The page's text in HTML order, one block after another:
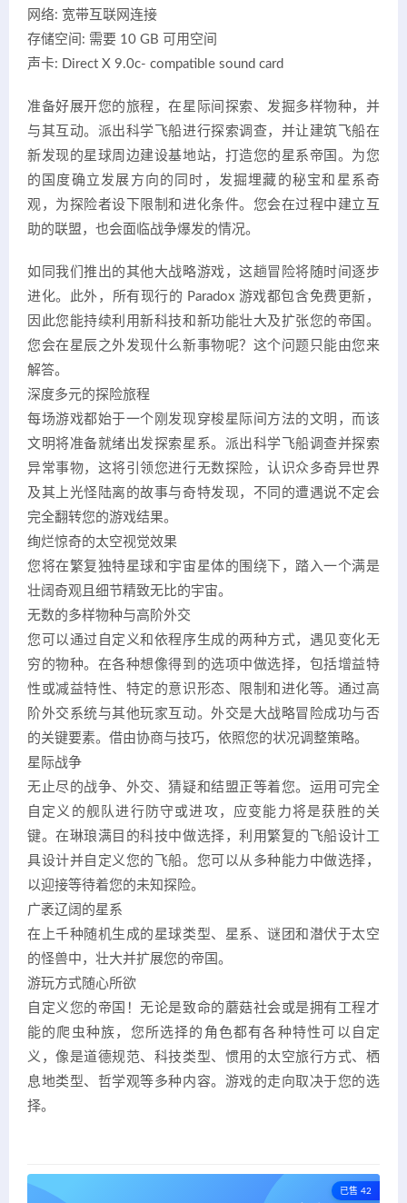
网络: 宽带互联网连接
存储空间: 需要 10 GB 可用空间
声卡: Direct X 9.0c- compatible sound card
准备好展开您的旅程，在星际间探索、发掘多样物种，并
与其互动。派出科学飞船进行探索调查，并让建筑飞船在
新发现的星球周边建设基地站，打造您的星系帝国。为您
的国度确立发展方向的同时，发掘埋藏的秘宝和星系奇
观，为探险者设下限制和进化条件。您会在过程中建立互
助的联盟，也会面临战争爆发的情况。
如同我们推出的其他大战略游戏，这趟冒险将随时间逐步
进化。此外，所有现行的 Paradox 游戏都包含免费更新，
因此您能持续利用新科技和新功能壮大及扩张您的帝国。
您会在星辰之外发现什么新事物呢？这个问题只能由您来
解答。
深度多元的探险旅程
每场游戏都始于一个刚发现穿梭星际间方法的文明，而该
文明将准备就绪出发探索星系。派出科学飞船调查并探索
异常事物，这将引领您进行无数探险，认识众多奇异世界
及其上光怪陆离的故事与奇特发现，不同的遭遇说不定会
完全翻转您的游戏结果。
绚烂惊奇的太空视觉效果
您将在繁复独特星球和宇宙星体的围绕下，踏入一个满是
壮阔奇观且细节精致无比的宇宙。
无数的多样物种与高阶外交
您可以通过自定义和依程序生成的两种方式，遇见变化无
穷的物种。在各种想像得到的选项中做选择，包括增益特
性或减益特性、特定的意识形态、限制和进化等。通过高
阶外交系统与其他玩家互动。外交是大战略冒险成功与否
的关键要素。借由协商与技巧，依照您的状况调整策略。
星际战争
无止尽的战争、外交、猜疑和结盟正等着您。运用可完全
自定义的舰队进行防守或进攻，应变能力将是获胜的关
键。在琳琅满目的科技中做选择，利用繁复的飞船设计工
具设计并自定义您的飞船。您可以从多种能力中做选择，
以迎接等待着您的未知探险。
广袤辽阔的星系
在上千种随机生成的星球类型、星系、谜团和潜伏于太空
的怪兽中，壮大并扩展您的帝国。
游玩方式随心所欲
自定义您的帝国！无论是致命的蘑菇社会或是拥有工程才
能的爬虫种族，您所选择的角色都有各种特性可以自定
义，像是道德规范、科技类型、惯用的太空旅行方式、栖
息地类型、哲学观等多种内容。游戏的走向取决于您的选
择。
已售 42